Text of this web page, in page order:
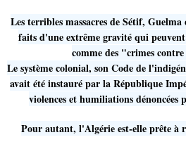
Les terribles massacres de Sétif,
faits d'une extrême gravité qui peuvent
comme des "crimes
Le système colonial, son Code de
avait été instauré par la République
violences et humiliations dénoncées
Pour autant, l'Algérie est-elle prête à